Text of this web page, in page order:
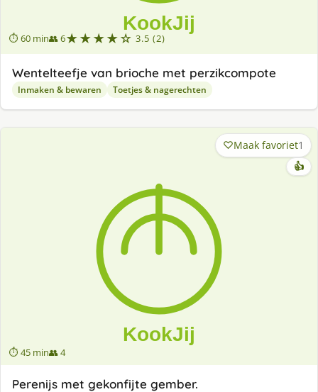
⏱ 60 min👥 6★★★★☆ 3.5 (2)
Wentelteefje van brioche met perzikcompote
Inmaken & bewaren Toetjes & nagerechten
⏱ 45 min👥 4
Maak favoriet1
👍
Perenijs met gekonfijte gember.